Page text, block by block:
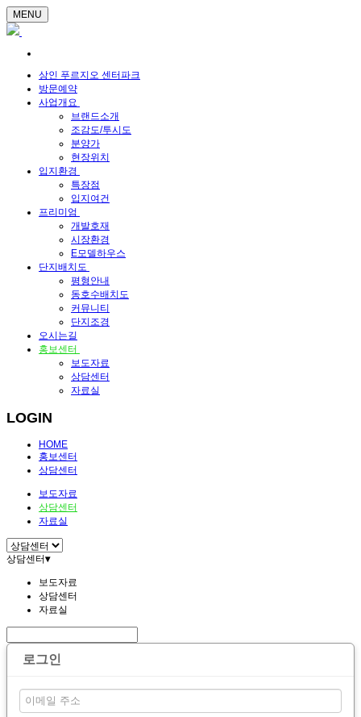
MENU
상인 푸르지오 센터파크
방문예약
사업개요
브랜드소개
조감도/투시도
분양가
현장위치
입지환경
특장점
입지여건
프리미엄
개발호재
시장환경
E모델하우스
단지배치도
평형안내
동호수배치도
커뮤니티
단지조경
오시는길
홍보센터
보도자료
상담센터
자료실
LOGIN
HOME
홍보센터
상담센터
보도자료
상담센터
자료실
상담센터▾
보도자료
상담센터
자료실
로그인